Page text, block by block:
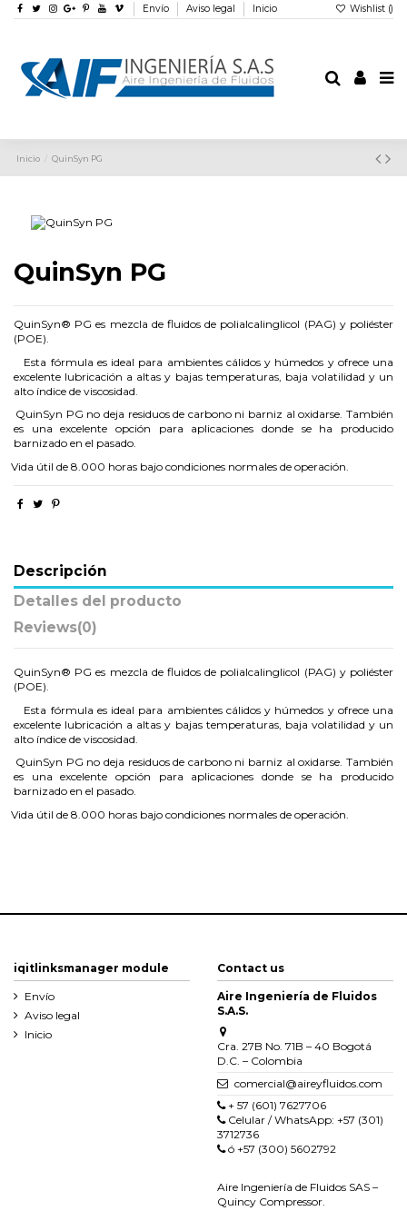
Envío Aviso legal Inicio Wishlist ()
Inicio QuinSyn PG
QuinSyn PG
QuinSyn® PG es mezcla de fluidos de polialcalinglicol (PAG) y poliéster
(POE).
Esta fórmula es ideal para ambientes cálidos y húmedos y ofrece una
excelente lubricación a altas y bajas temperaturas, baja volatilidad y un
alto índice de viscosidad.
QuinSyn PG no deja residuos de carbono ni barniz al oxidarse. También
es una excelente opción para aplicaciones donde se ha producido
barnizado en el pasado.
Vida útil de 8.000 horas bajo condiciones normales de operación.
Descripción
Detalles del producto
Reviews(0)
QuinSyn® PG es mezcla de fluidos de polialcalinglicol (PAG) y poliéster
(POE).
Esta fórmula es ideal para ambientes cálidos y húmedos y ofrece una
excelente lubricación a altas y bajas temperaturas, baja volatilidad y un
alto índice de viscosidad.
QuinSyn PG no deja residuos de carbono ni barniz al oxidarse. También
es una excelente opción para aplicaciones donde se ha producido
barnizado en el pasado.
Vida útil de 8.000 horas bajo condiciones normales de operación.
iqitlinksmanager module
Envío
Aviso legal
Inicio
Contact us
Aire Ingeniería de Fluidos
S.A.S.
Cra. 27B No. 71B – 40 Bogotá
D.C. – Colombia
comercial@aireyfluidos.com
+ 57 (601) 7627706
Celular / WhatsApp: +57 (301)
3712736
ó +57 (300) 5602792
Aire Ingeniería de Fluidos SAS –
Quincy Compressor.